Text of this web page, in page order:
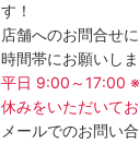
す！
店舗へのお問合せ
時間帯にお願いしま
平日 9:00～17:00
休みをいただいてお
メールでのお問い